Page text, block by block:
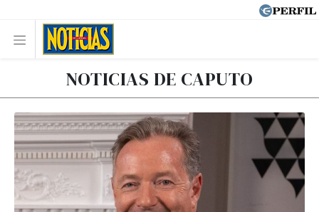
NOTICIAS DE CAPUTO